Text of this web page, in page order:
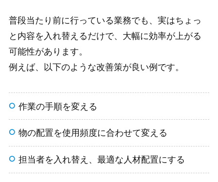
普段当たり前に行っている業務でも、実はちょっ
と内容を入れ替えるだけで、大幅に効率が上がる
可能性があります。
例えば、以下のような改善策が良い例です。
作業の手順を変える
物の配置を使用頻度に合わせて変える
担当者を入れ替え、最適な人材配置にする